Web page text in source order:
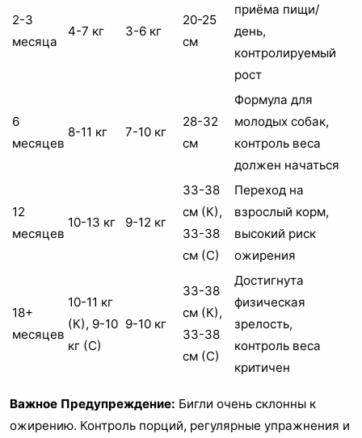
2-3
месяца
4-7 кг 3-6 кг
20-25
см
приёма пищи/
день,
контролируемый
рост
6
месяцев
8-11 кг 7-10 кг
28-32
см
Формула для
молодых собак,
контроль веса
должен начаться
12
месяцев
10-13 кг 9-12 кг
33-38
см (К),
33-38
см (С)
Переход на
взрослый корм,
высокий риск
ожирения
18+
месяцев
10-11 кг
(К), 9-10
кг (С)
9-10 кг
33-38
см (К),
33-38
см (С)
Достигнута
физическая
зрелость,
контроль веса
критичен
Важное Предупреждение: Бигли очень склонны к
ожирению. Контроль порций, регулярные упражнения и